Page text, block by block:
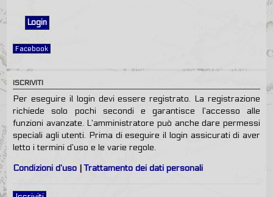
Facebook
ISCRIVITI
Per eseguire il login devi essere registrato. La registrazione
richiede solo pochi secondi e garantisce l’accesso alle
funzioni avanzate. L’amministratore può anche dare permessi
speciali agli utenti. Prima di eseguire il login assicurati di aver
letto i termini d’uso e le varie regole.
Condizioni d’uso |Trattamento dei dati personali